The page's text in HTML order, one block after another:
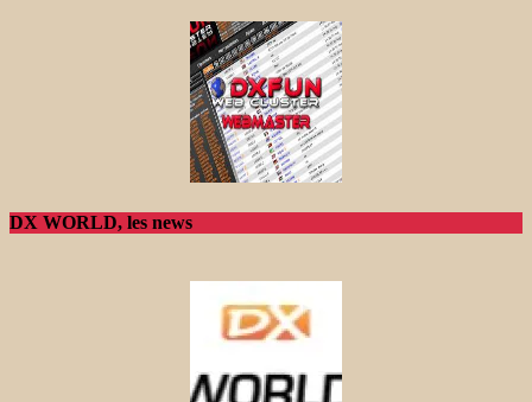
DX WORLD, les news